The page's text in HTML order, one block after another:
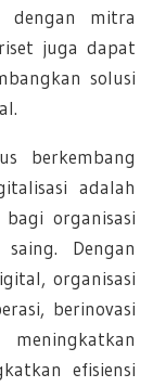
dengan mitra
juga dapat
solusi
berkembang
adalah
organisasi
Dengan
organisasi
berinovasi
efisiensi